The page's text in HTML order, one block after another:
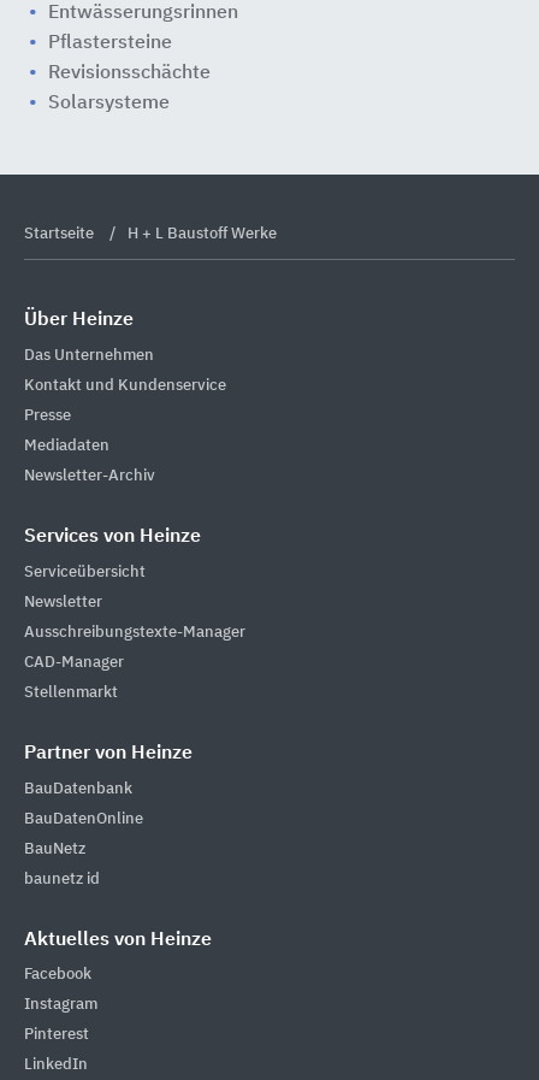
Entwässerungsrinnen
Pflastersteine
Revisionsschächte
Solarsysteme
Startseite H + L Baustoff Werke
Über Heinze
Das Unternehmen
Kontakt und Kundenservice
Presse
Mediadaten
Newsletter-Archiv
Services von Heinze
Serviceübersicht
Newsletter
Ausschreibungstexte-Manager
CAD-Manager
Stellenmarkt
Partner von Heinze
BauDatenbank
BauDatenOnline
BauNetz
baunetz id
Aktuelles von Heinze
Facebook
Instagram
Pinterest
LinkedIn